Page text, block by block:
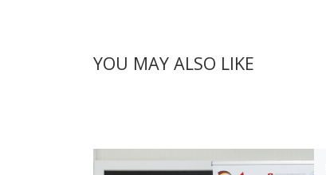
YOU MAY ALSO LIKE